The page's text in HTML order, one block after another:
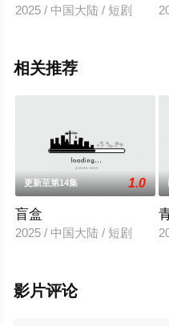
2025 / 中国大陆 / 短剧
相关推荐
更新至第14集 1.0
盲盒
2025 / 中国大陆 / 短剧
影片评论